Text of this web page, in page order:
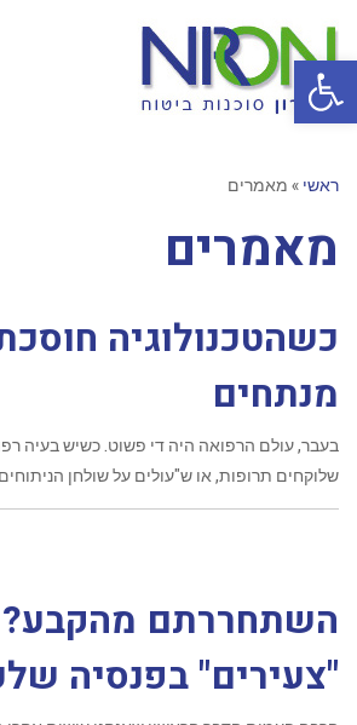
פתח סרגל נגישות
ראשי » מאמרים
מאמרים
כשהטכנולוגיה
מנתחים
בעבר, עולם הרפואה היה די פשוט. כשיש בעיה
שלוקחים תרופות, או ש"עולים על שולחן
השתחררתם מהקבע?
"צעירים" בפנסיה